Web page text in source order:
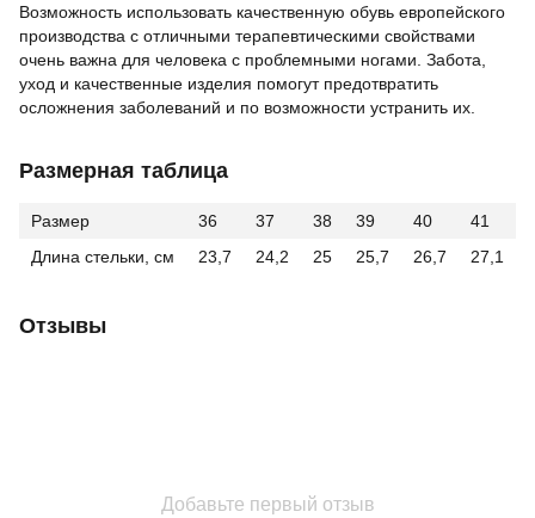
Возможность использовать качественную обувь европейского
производства с отличными терапевтическими свойствами
очень важна для человека с проблемными ногами. Забота,
уход и качественные изделия помогут предотвратить
осложнения заболеваний и по возможности устранить их.
Размерная таблица
Размер 36 37 38 39 40
41
Длина стельки, см
23,7 24,2 25 25,7 26,7 27,1
Отзывы
Добавьте первый отзыв